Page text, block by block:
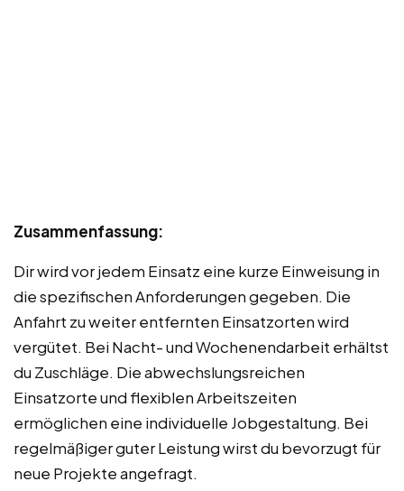
Zusammenfassung:
Dir wird vor jedem Einsatz eine kurze Einweisung in
die spezifischen Anforderungen gegeben. Die
Anfahrt zu weiter entfernten Einsatzorten wird
vergütet. Bei Nacht- und Wochenendarbeit erhältst
du Zuschläge. Die abwechslungsreichen
Einsatzorte und flexiblen Arbeitszeiten
ermöglichen eine individuelle Jobgestaltung. Bei
regelmäßiger guter Leistung wirst du bevorzugt für
neue Projekte angefragt.